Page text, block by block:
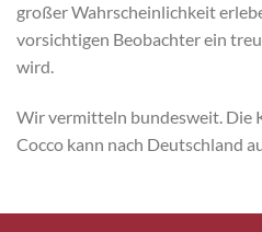
großer Wahrscheinlichkeit
vorsichtigen Beobachter ein
wird.
Wir vermitteln bundesweit. Die
Cocco kann nach Deutschland